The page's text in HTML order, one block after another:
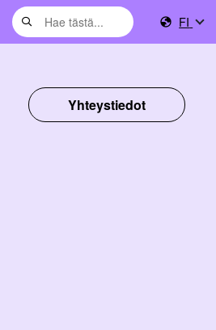
FI
Yhteystiedot